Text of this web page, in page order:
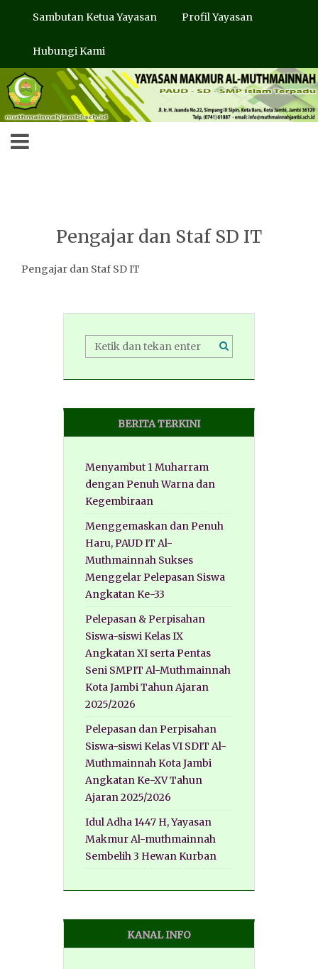
Sambutan Ketua Yayasan Profil Yayasan
Hubungi Kami
Pengajar dan Staf SD IT
Pengajar dan Staf SD IT
BERITA TERKINI
Menyambut 1 Muharram
dengan Penuh Warna dan
Kegembiraan
Menggemaskan dan Penuh
Haru, PAUD IT Al-
Muthmainnah Sukses
Menggelar Pelepasan Siswa
Angkatan Ke-33
Pelepasan & Perpisahan
Siswa-siswi Kelas IX
Angkatan XI serta Pentas
Seni SMPIT Al-Muthmainnah
Kota Jambi Tahun Ajaran
2025/2026
Pelepasan dan Perpisahan
Siswa-siswi Kelas VI SDIT Al-
Muthmainnah Kota Jambi
Angkatan Ke-XV Tahun
Ajaran 2025/2026
Idul Adha 1447 H, Yayasan
Makmur Al-muthmainnah
Sembelih 3 Hewan Kurban
KANAL INFO